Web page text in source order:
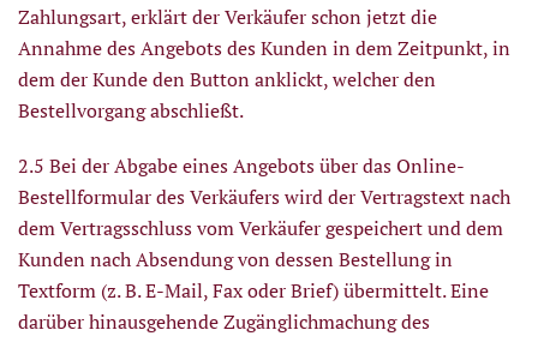
Zahlungsart, erklärt der Verkäufer schon jetzt die
Annahme des Angebots des Kunden in dem Zeitpunkt, in
dem der Kunde den Button anklickt, welcher den
Bestellvorgang abschließt.
2.5 Bei der Abgabe eines Angebots über das Online-
Bestellformular des Verkäufers wird der Vertragstext nach
dem Vertragsschluss vom Verkäufer gespeichert und dem
Kunden nach Absendung von dessen Bestellung in
Textform (z. B. E-Mail, Fax oder Brief) übermittelt. Eine
darüber hinausgehende Zugänglichmachung des